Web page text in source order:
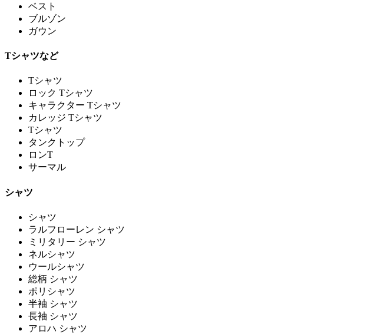
ベスト
ブルゾン
ガウン
Tシャツなど
Tシャツ
ロック Tシャツ
キャラクター Tシャツ
カレッジ Tシャツ
Tシャツ
タンクトップ
ロンT
サーマル
シャツ
シャツ
ラルフローレン シャツ
ミリタリー シャツ
ネルシャツ
ウールシャツ
総柄 シャツ
ポリシャツ
半袖 シャツ
長袖 シャツ
アロハ シャツ